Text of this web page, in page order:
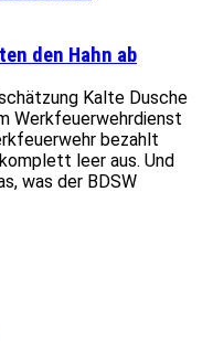
den Hahn ab
Kalte Dusche
Werkfeuerwehrdienst
bezahlt
leer aus. Und
was der BDSW